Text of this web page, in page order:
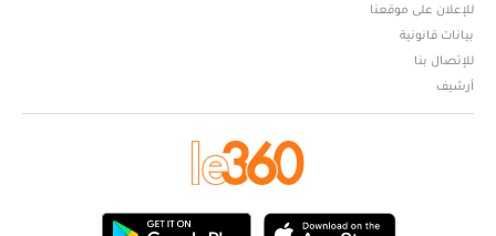
للإعلان على موقعنا
بيانات قانونية
للإتصال بنا
أرشيف